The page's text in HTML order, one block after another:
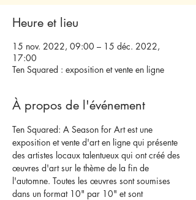
Heure et lieu
15 nov. 2022, 09:00 – 15 déc. 2022,
17:00
Ten Squared : exposition et vente en ligne
À propos de l'événement
Ten Squared: A Season for Art est une
exposition et vente d'art en ligne qui présente
des artistes locaux talentueux qui ont créé des
œuvres d'art sur le thème de la fin de
l'automne. Toutes les œuvres sont soumises
dans un format 10" par 10" et sont